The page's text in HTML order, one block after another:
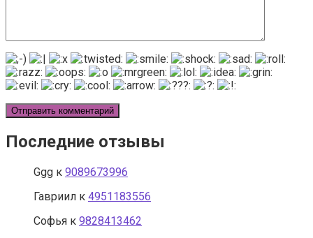
Последние отзывы
Ggg к 9089673996
Гавриил к 4951183556
Софья к 9828413462